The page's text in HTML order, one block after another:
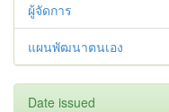
ผู้จัดการ
แผนพัฒนาตนเอง
Date issued